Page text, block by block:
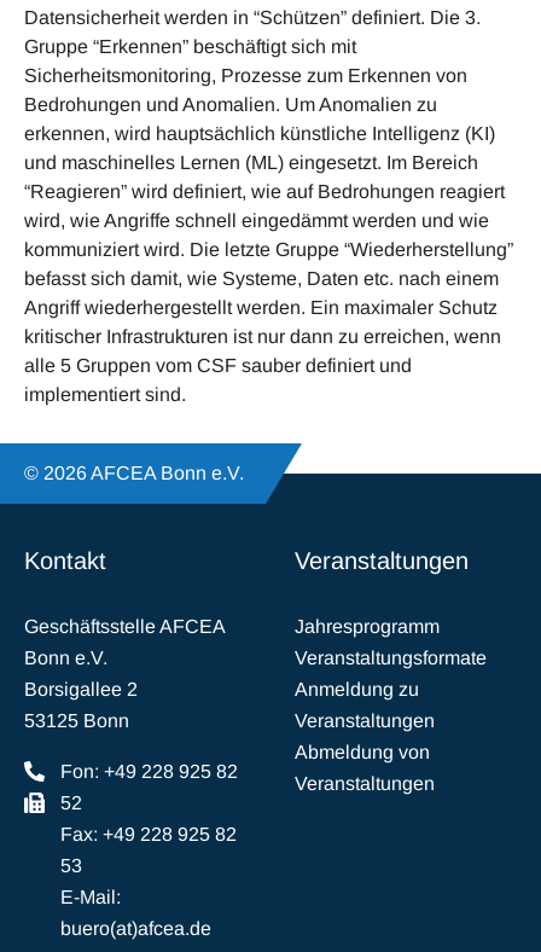
Datensicherheit werden in “Schützen” definiert. Die 3.
Gruppe “Erkennen” beschäftigt sich mit
Sicherheitsmonitoring, Prozesse zum Erkennen von
Bedrohungen und Anomalien. Um Anomalien zu
erkennen, wird hauptsächlich künstliche Intelligenz (KI)
und maschinelles Lernen (ML) eingesetzt. Im Bereich
“Reagieren” wird definiert, wie auf Bedrohungen reagiert
wird, wie Angriffe schnell eingedämmt werden und wie
kommuniziert wird. Die letzte Gruppe “Wiederherstellung”
befasst sich damit, wie Systeme, Daten etc. nach einem
Angriff wiederhergestellt werden. Ein maximaler Schutz
kritischer Infrastrukturen ist nur dann zu erreichen, wenn
alle 5 Gruppen vom CSF sauber definiert und
implementiert sind.
© 2026 AFCEA Bonn e.V.
Kontakt
Geschäftsstelle AFCEA
Bonn e.V.
Borsigallee 2
53125 Bonn
Fon: +49 228 925 82
52
Fax: +49 228 925 82
53
E-Mail:
buero(at)afcea.de
Veranstaltungen
Jahresprogramm
Veranstaltungsformate
Anmeldung zu
Veranstaltungen
Abmeldung von
Veranstaltungen